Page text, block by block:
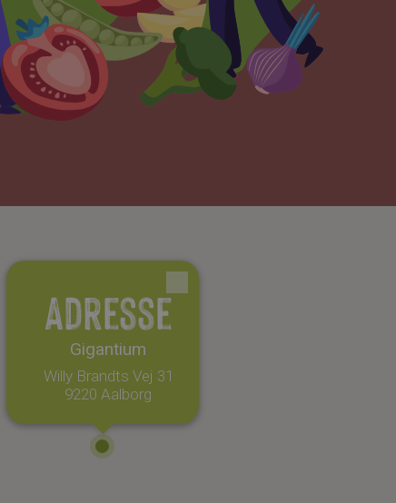
Adresse
Gigantium
Willy Brandts Vej 31
9220 Aalborg